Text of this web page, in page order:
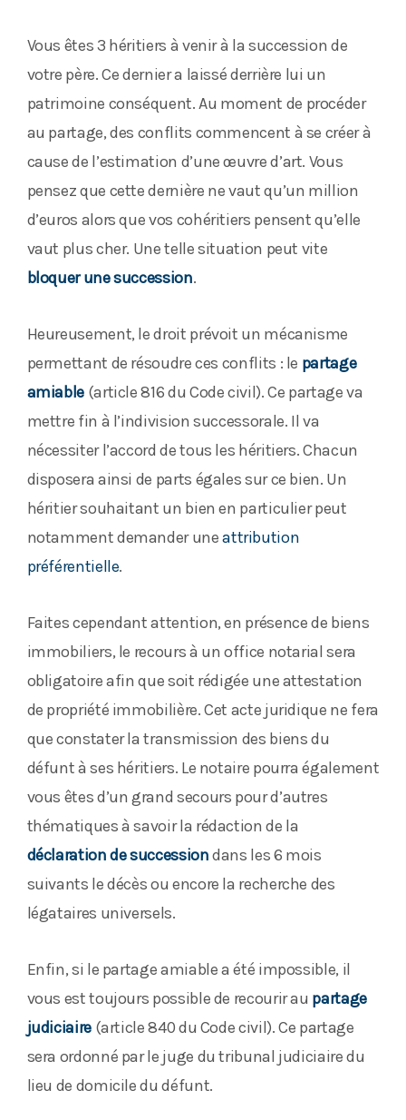
Vous êtes 3 héritiers à venir à la succession de
votre père. Ce dernier a laissé derrière lui un
patrimoine conséquent. Au moment de procéder
au partage, des conflits commencent à se créer à
cause de l’estimation d’une œuvre d’art. Vous
pensez que cette dernière ne vaut qu’un million
d’euros alors que vos cohéritiers pensent qu’elle
vaut plus cher. Une telle situation peut vite
bloquer une succession.
Heureusement, le droit prévoit un mécanisme
permettant de résoudre ces conflits : le partage
amiable(article 816 du Code civil). Ce partage va
mettre fin à l’indivision successorale. Il va
nécessiter l’accord de tous les héritiers. Chacun
disposera ainsi de parts égales sur ce bien. Un
héritier souhaitant un bien en particulier peut
notamment demander uneattribution
préférentielle.
Faites cependant attention, en présence de biens
immobiliers, le recours à un office notarial sera
obligatoire afin que soit rédigée une attestation
de propriété immobilière. Cet acte juridique ne fera
que constater la transmission des biens du
défunt à ses héritiers. Le notaire pourra également
vous êtes d’un grand secours pour d’autres
thématiques à savoir la rédaction de la
déclaration de successiondans les 6 mois
suivants le décès ou encore la recherche des
légataires universels.
Enfin, si le partage amiable a été impossible, il
vous est toujours possible de recourir au partage
judiciaire(article 840 du Code civil). Ce partage
sera ordonné par le juge du tribunal judiciaire du
lieu de domicile du défunt.